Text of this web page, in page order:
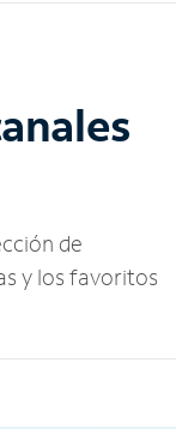
de
y los favoritos